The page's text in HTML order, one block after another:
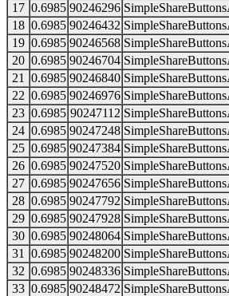
17 0.6985 90246296
18 0.6985 90246432
19 0.6985 90246568
20 0.6985 90246704
21
0.6985 90246840
22 0.6985 90246976
23 0.6985 90247112
24 0.6985 90247248
25 0.6985 90247384
26 0.6985 90247520
27 0.6985 90247656
28 0.6985 90247792
29 0.6985 90247928
30 0.6985 90248064
31
0.6985 90248200
32 0.6985 90248336
33 0.6985 90248472